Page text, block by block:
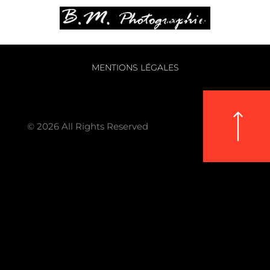
MENTIONS LÉGALES
© 2026 All Rights Reserved